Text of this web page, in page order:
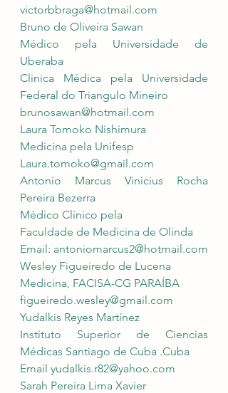
victorbbraga@hotmail.com
Bruno de Oliveira Sawan
Médico pela Universidade de
Uberaba
Clinica Médica pela Universidade
Federal do Triangulo Mineiro
brunosawan@hotmail.com
Laura Tomoko Nishimura
Medicina pela Unifesp
Laura.tomoko@gmail.com
Antonio Marcus Vinicius Rocha
Pereira Bezerra
Médico Clínico pela
Faculdade de Medicina de Olinda
Email: antoniomarcus2@hotmail.com
Wesley Figueiredo de Lucena
Medicina, FACISA-CG PARAÍBA
figueiredo.wesley@gmail.com
Yudalkis Reyes Martínez
Instituto Superior de Ciencias
Médicas Santiago de Cuba .Cuba
Email yudalkis.r82@yahoo.com
Sarah Pereira Lima Xavier